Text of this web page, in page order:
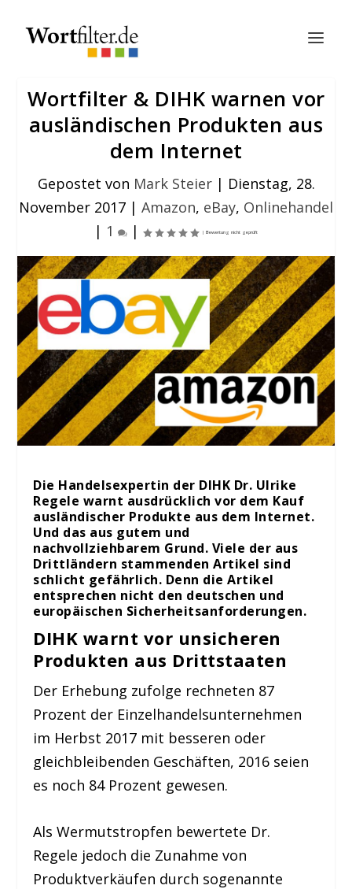
Wortfilter & DIHK warnen vor
ausländischen Produkten aus
dem Internet
Gepostet von Mark Steier| Dienstag, 28.
November 2017 | Amazon, eBay, Onlinehandel
| 1 |
Die Handelsexpertin der DIHK Dr. Ulrike
Regele warnt ausdrücklich vor dem Kauf
ausländischer Produkte aus dem Internet.
Und das aus gutem und
nachvollziehbarem Grund. Viele der aus
Drittländern stammenden Artikel sind
schlicht gefährlich. Denn die Artikel
entsprechen nicht den deutschen und
europäischen Sicherheitsanforderungen.
DIHK warnt vor unsicheren
Produkten aus Drittstaaten
Der Erhebung zufolge rechneten 87
Prozent der Einzelhandelsunternehmen
im Herbst 2017 mit besseren oder
gleichbleibenden Geschäften, 2016 seien
es noch 84 Prozent gewesen.
Als Wermutstropfen bewertete Dr.
Regele jedoch die Zunahme von
Produktverkäufen durch sogenannte